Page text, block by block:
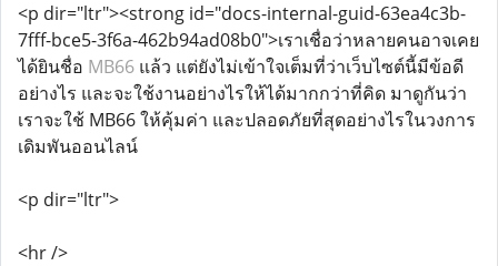
<p dir="ltr"><strong id="docs-internal-guid-63ea4c3b-
7fff-bce5-3f6a-462b94ad08b0">เราเชื่อว่าหลายคนอาจเคย
ได้ยินชื่อ MB66 แล้ว แต่ยังไม่เข้าใจเต็มที่ว่าเว็บไซต์นี้มีข้อดี
อย่างไร และจะใช้งานอย่างไรให้ได้มากกว่าที่คิด มาดูกันว่า
เราจะใช้ MB66 ให้คุ้มค่า และปลอดภัยที่สุดอย่างไรในวงการ
เดิมพันออนไลน์
<p dir="ltr">
<hr />